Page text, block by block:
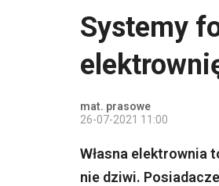
Systemy
mat. prasowe
26-07-2021 11:00
Własna elektrownia
nie dziwi.